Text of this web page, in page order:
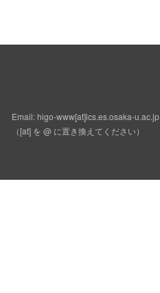
Email: higo-www[at]ics.es.osaka-u.ac.jp
（[at] を @ に置き換えてください）